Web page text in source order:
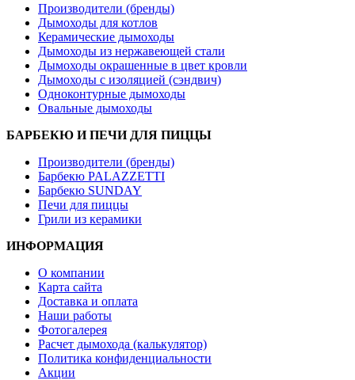
Производители (бренды)
Дымоходы для котлов
Керамические дымоходы
Дымоходы из нержавеющей стали
Дымоходы окрашенные в цвет кровли
Дымоходы с изоляцией (сэндвич)
Одноконтурные дымоходы
Овальные дымоходы
БАРБЕКЮ И ПЕЧИ ДЛЯ ПИЦЦЫ
Производители (бренды)
Барбекю PALAZZETTI
Барбекю SUNDAY
Печи для пиццы
Грили из керамики
ИНФОРМАЦИЯ
О компании
Карта сайта
Доставка и оплата
Наши работы
Фотогалерея
Расчет дымохода (калькулятор)
Политика конфиденциальности
Акции